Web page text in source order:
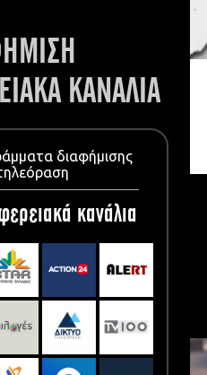
ΚΑΝΑΛΙΑ
διαφήμισης
κανάλια